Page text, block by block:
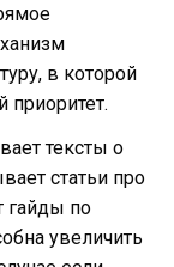
в которой
тексты о
статьи про
гайды по
увеличить